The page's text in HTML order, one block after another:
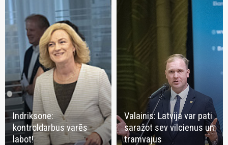
Indriksone:
kontroldarbus varēs
labot!
Valainis: Latvija var pati
saražot sev vilcienus un
tramvajus